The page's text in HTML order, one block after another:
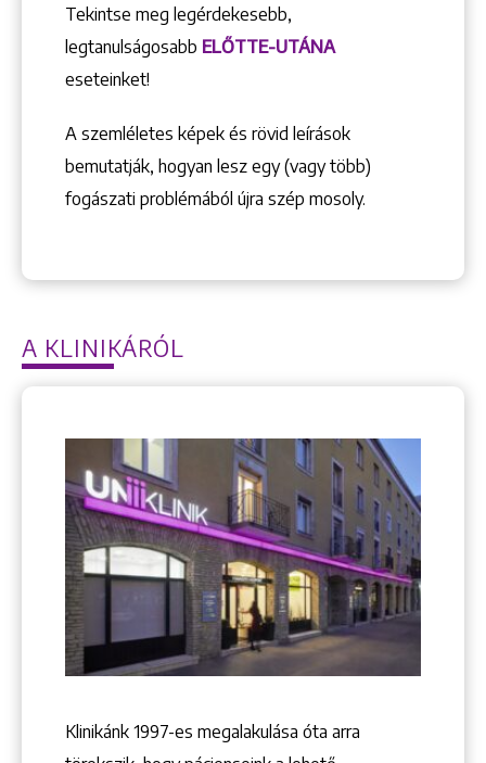
Tekintse meg legérdekesebb,
legtanulságosabb ELŐTTE-UTÁNA
eseteinket!
A szemléletes képek és rövid leírások
bemutatják, hogyan lesz egy (vagy több)
fogászati problémából újra szép mosoly.
A KLINIKÁRÓL
Klinikánk 1997-­es megalakulása óta arra